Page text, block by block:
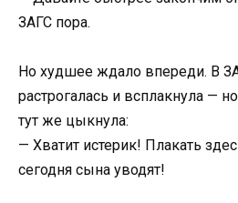
ЗАГС пора.
Но худшее ждало впереди. В
растрогалась и всплакнула —
тут же цыкнула:
— Хватит истерик! Плакать
сегодня сына уводят!